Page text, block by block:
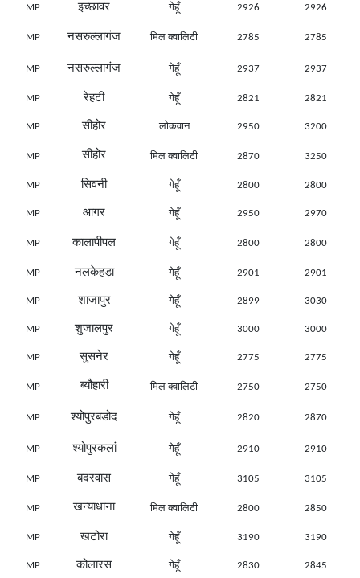
MP इच्छावर गेहूँ 2926 2926
MP नसरुल्लागंज मिल क्वालिटी 2785 2785
MP नसरुल्लागंज गेहूँ 2937 2937
MP रेहटी गेहूँ 2821 2821
MP सीहोर लोकवान 2950 3200
MP सीहोर मिल क्वालिटी 2870 3250
MP सिवनी गेहूँ 2800 2800
MP आगर गेहूँ 2950 2970
MP कालापीपल गेहूँ 2800 2800
MP नलकेहड़ा गेहूँ 2901 2901
MP शाजापुर गेहूँ 2899 3030
MP शुजालपुर गेहूँ 3000 3000
MP सुसनेर गेहूँ 2775 2775
MP ब्यौहारी मिल क्वालिटी 2750 2750
MP श्योपुरबडोद गेहूँ 2820 2870
MP श्योपुरकलां गेहूँ 2910 2910
MP बदरवास गेहूँ 3105 3105
MP खन्याधाना मिल क्वालिटी 2800 2850
MP खटोरा गेहूँ 3190 3190
MP कोलारस गेहूँ 2830 2845